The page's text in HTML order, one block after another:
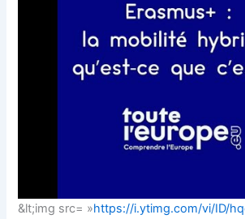
&lt;img src= »https://i.ytimg.com/vi/ID/